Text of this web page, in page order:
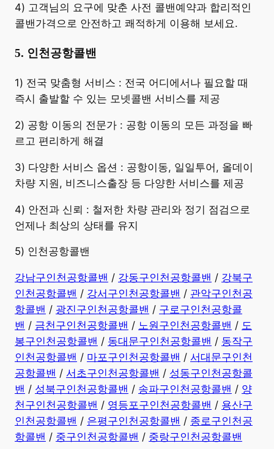
4) 고객님의 요구에 맞춘 사전 콜밴예약과 합리적인
콜밴가격으로 안전하고 쾌적하게 이용해 보세요.
5. 인천공항콜밴
​1) 전국 맞춤형 서비스 : 전국 어디에서나 필요할 때
즉시 출발할 수 있는 모넷콜밴 서비스를 제공
2) 공항 이동의 전문가 : 공항 이동의 모든 과정을 빠
르고 편리하게 해결
3) 다양한 서비스 옵션 : 공항이동, 일일투어, 올데이
차량 지원, 비즈니스출장 등 다양한 서비스를 제공
4) 안전과 신뢰 : 철저한 차량 관리와 정기 점검으로
언제나 최상의 상태를 유지
5) 인천공항콜밴
강남구인천공항콜밴 / 강동구인천공항콜밴 / 강북구
인천공항콜밴 / 강서구인천공항콜밴 / 관악구인천공
항콜밴 / 광진구인천공항콜밴 / 구로구인천공항콜
밴 / 금천구인천공항콜밴 / 노원구인천공항콜밴 / 도
봉구인천공항콜밴 / 동대문구인천공항콜밴 / 동작구
인천공항콜밴 / 마포구인천공항콜밴 / 서대문구인천
공항콜밴 / 서초구인천공항콜밴 / 성동구인천공항콜
밴 / 성북구인천공항콜밴 / 송파구인천공항콜밴 / 양
천구인천공항콜밴 / 영등포구인천공항콜밴 / 용산구
인천공항콜밴 / 은평구인천공항콜밴 / 종로구인천공
항콜밴 / 중구인천공항콜밴 / 중랑구인천공항콜밴